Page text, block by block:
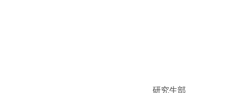
究生部